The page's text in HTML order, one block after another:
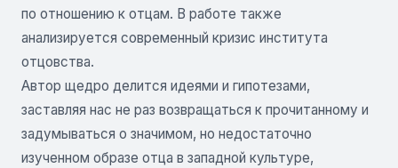
по отношению к отцам. В работе также
анализируется современный кризис института
отцовства.
Автор щедро делится идеями и гипотезами,
заставляя нас не раз возвращаться к прочитанному и
задумываться о значимом, но недостаточно
изученном образе отца в западной культуре,